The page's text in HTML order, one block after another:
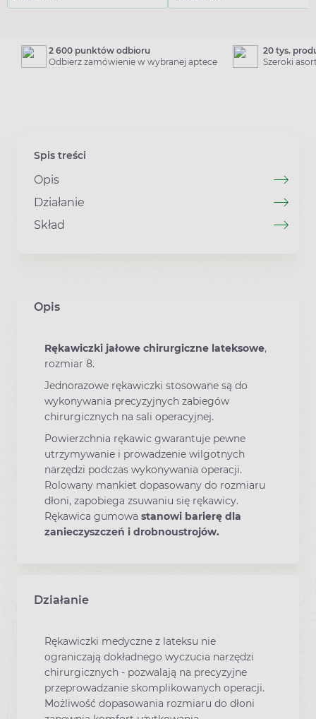
2 600 punktów odbioru
Odbierz zamówienie w wybranej aptece
20 tys.
Szeroki
Spis treści
Opis
Działanie
Skład
Opis
Rękawiczki jałowe chirurgiczne lateksowe,
rozmiar 8.
Jednorazowe rękawiczki stosowane są do
wykonywania precyzyjnych zabiegów
chirurgicznych na sali operacyjnej.
Powierzchnia rękawic gwarantuje pewne
utrzymywanie i prowadzenie wilgotnych
narzędzi podczas wykonywania operacji.
Rolowany mankiet dopasowany do rozmiaru
dłoni, zapobiega zsuwaniu się rękawicy.
Rękawica gumowa stanowi barierę dla
zanieczyszczeń i drobnoustrojów.
Działanie
Rękawiczki medyczne z lateksu nie
ograniczają dokładnego wyczucia narzędzi
chirurgicznych - pozwalają na precyzyjne
przeprowadzanie skomplikowanych operacji.
Możliwość dopasowania rozmiaru do dłoni